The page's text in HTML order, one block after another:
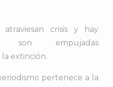
crisis y hay
son empujadas
extinción.
pertenece a la